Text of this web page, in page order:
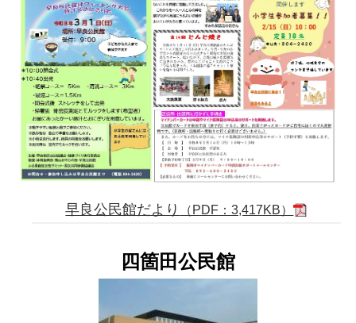
早良公民館だより （PDF：3,417KB）
四箇田公民館